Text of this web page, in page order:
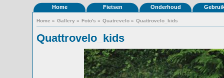
Home Fietsen Onderhoud
Home » Gallery » Foto's » Quatrevelo » Quattrovelo_kids
Quattrovelo_kids